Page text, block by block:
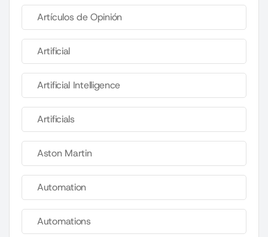
Artículos de Opinión
Artificial
Artificial Intelligence
Artificials
Aston Martin
Automation
Automations